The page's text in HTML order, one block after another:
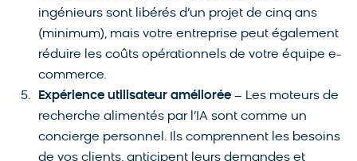
ingénieurs sont libérés d’un projet de cinq ans
(minimum), mais votre entreprise peut également
réduire les coûts opérationnels de votre équipe e-
commerce.
Expérience utilisateur améliorée – Les moteurs de
recherche alimentés par l’IA sont comme un
concierge personnel. Ils comprennent les besoins
de vos clients, anticipent leurs demandes et